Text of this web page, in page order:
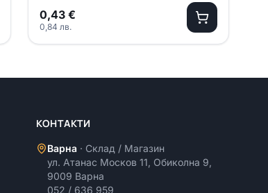
0,43 €
0,84 лв.
КОНТАКТИ
Варна · Склад / Магазин
ул. Атанас Москов 11, Обиколна 9,
9009 Варна
052 / 636 959